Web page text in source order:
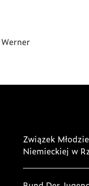
Związek
Niemieckiej w